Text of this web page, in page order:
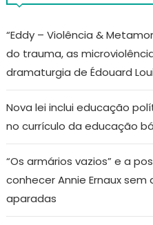
“Eddy – Violência &
do trauma, as
dramaturgia de Édouard
Nova lei inclui educação
no currículo da educação
“Os armários vazios” e a
conhecer Annie Ernaux sem
aparadas